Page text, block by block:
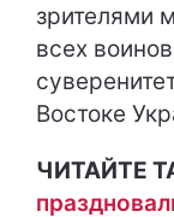
зрителями
всех
Востоке
ЧИТАЙТЕ